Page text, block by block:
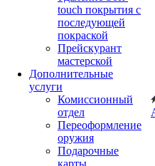
touch покрытия с
последующей
покраской
Прейскурант
мастерской
Дополнительные
услуги
Комиссионный
отдел
Переоформление
оружия
Подарочные
карты